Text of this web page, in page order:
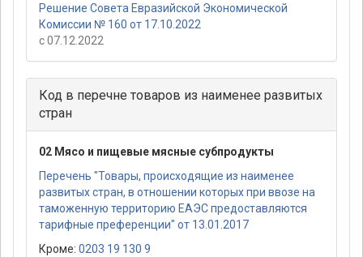
Решение Совета Евразийской Экономической
Комиссии № 160 от 17.10.2022
с 07.12.2022
Код в перечне товаров из наименее развитых
стран
02 Мясо и пищевые мясные субпродукты
Перечень "Товары, происходящие из наименее
развитых стран, в отношении которых при ввозе на
таможенную территорию ЕАЭС предоставляются
тарифные преференции" от 13.01.2017
Кроме: 0203 19 130 9